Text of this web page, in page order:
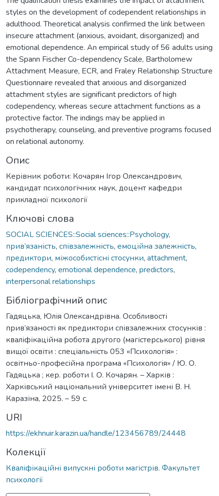
styles on the development of codependent relationships in
adulthood. Theoretical analysis confirmed the link between
insecure attachment (anxious, avoidant, disorganized) and
emotional dependence. An empirical study of 56 adults using
the Spann Fischer Co-dependency Scale, Bartholomew
Attachment Measure, ECR, and Fraley Relationship Structure
Questionnaire revealed that anxious and disorganized
attachment styles are significant predictors of high
codependency, whereas secure attachment functions as a
protective factor. The indings may be applied in
psychotherapy, counseling, and preventive programs focused
on relational autonomy.
Опис
Керівник роботи: Кочарян Ігор Олександрович,
кандидат психологічних наук, доцент кафедри
прикладної психології
Ключові слова
SOCIAL SCIENCES::Social sciences::Psychology,
прив’язаність, співзалежність, емоційна залежність,
предиктори, міжособистісні стосунки, attachment,
codependency, emotional dependence, predictors,
interpersonal relationships
Бібліографічний опис
Гадяцька, Юлія Олександрівна. Особливості
прив’язаності як предиктори співзалежних стосунків :
кваліфікаційна робота другого (магістерського) рівня
вищої освіти : спеціальність 053 «Психологія» :
освітньо-професійна програма «Психологія» / Ю. О.
Гадяцька ; кер. роботи І. О. Кочарян. – Харків :
Харківський національний університет імені В. Н.
Каразіна, 2025. – 59 с.
URI
https://ekhnuir.karazin.ua/handle/123456789/24448
Колекції
Кваліфікаційні випускні роботи магістрів. Факультет
психології